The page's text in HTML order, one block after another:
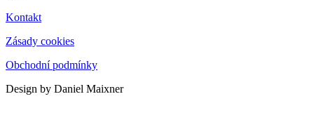
Kontakt
Zásady cookies
Obchodní podmínky
Design by Daniel Maixner